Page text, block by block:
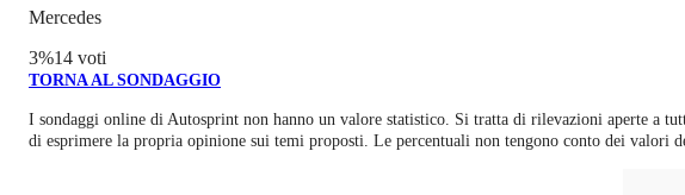
Mercedes
3%14 voti
TORNA AL SONDAGGIO
I sondaggi online di Autosprint non hanno un valore statistico. Si tratta di rilevazioni aperte a
di esprimere la propria opinione sui temi proposti. Le percentuali non tengono conto dei valori